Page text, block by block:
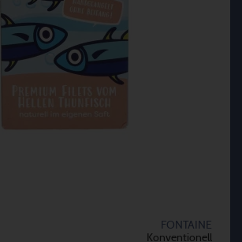
FONTAINE
Konventionell